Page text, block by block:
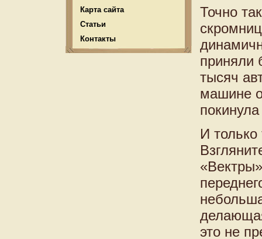
Карта сайта
Статьи
Контакты
Точно
приняли
тысяч
машине
И только
это не